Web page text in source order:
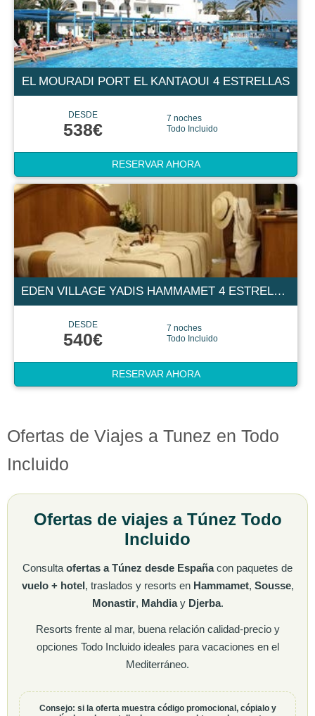
EL MOURADI PORT EL KANTAOUI 4 ESTRELLAS
DESDE
538€
7 noches
Todo Incluido
RESERVAR AHORA
EDEN VILLAGE YADIS HAMMAMET 4 ESTRELLAS
DESDE
540€
7 noches
Todo Incluido
RESERVAR AHORA
Ofertas de Viajes a Tunez en Todo
Incluido
Ofertas de viajes a Túnez Todo
Incluido
Consulta ofertas a Túnez desde Españacon paquetes de
vuelo + hotel, traslados y resorts en Hammamet, Sousse,
Monastir, Mahdiay Djerba.
Resorts frente al mar, buena relación calidad-precio y
opciones Todo Incluido ideales para vacaciones en el
Mediterráneo.
Consejo: si la oferta muestra código promocional, cópialo y